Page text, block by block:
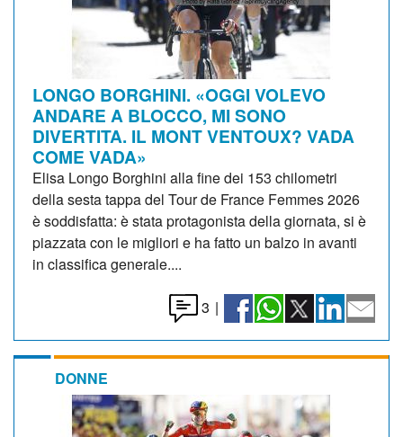
LONGO BORGHINI. «OGGI VOLEVO
ANDARE A BLOCCO, MI SONO
DIVERTITA. IL MONT VENTOUX? VADA
COME VADA»
Elisa Longo Borghini alla fine dei 153 chilometri
della sesta tappa del Tour de France Femmes 2026
è soddisfatta: è stata protagonista della giornata, si è
piazzata con le migliori e ha fatto un balzo in avanti
in classifica generale....
3 |
DONNE